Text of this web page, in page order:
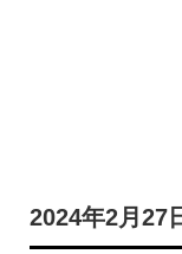
2024年2月27